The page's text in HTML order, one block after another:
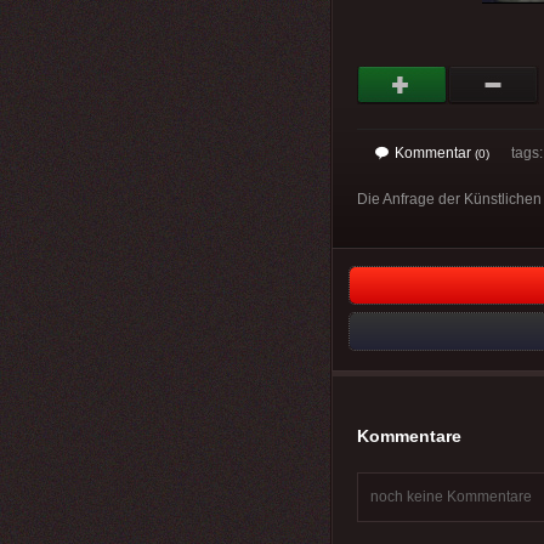
Kommentar (0)
Die Anfrage der
Kommentare
noch keine Kommentare